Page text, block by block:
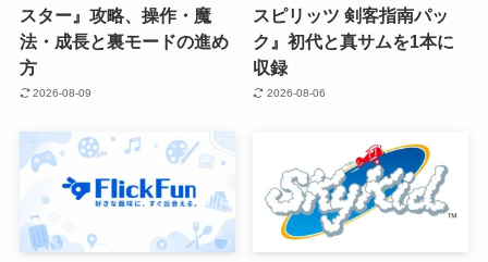
スター』攻略、操作・魔
法・成長と裏モードの進め
方
2026-08-09
スピリッツ 剣客指南パッ
ク』初代と真サムを1本に
収録
2026-08-06